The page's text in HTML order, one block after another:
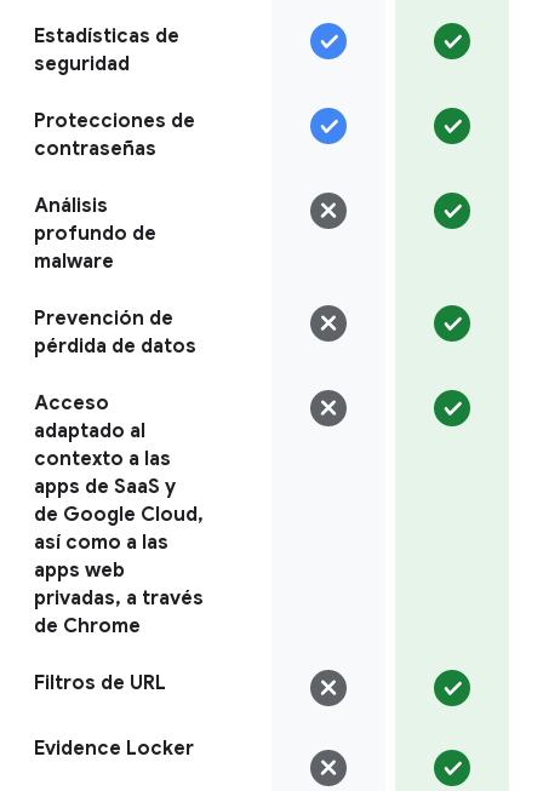
Estadísticas de
seguridad
Protecciones de
contraseñas
Análisis
profundo de
malware
Prevención de
pérdida de datos
Acceso
adaptado al
contexto a las
apps de SaaS y
de Google Cloud,
así como a las
apps web
privadas, a través
de Chrome
Filtros de URL
Evidence Locker